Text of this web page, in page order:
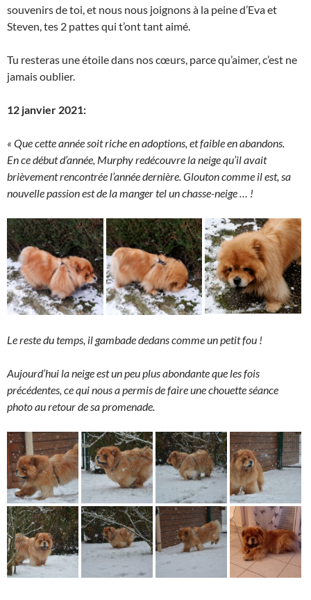
souvenirs de toi, et nous nous joignons à la peine d’Eva et
Steven, tes 2 pattes qui t’ont tant aimé.
Tu resteras une étoile dans nos cœurs, parce qu’aimer, c’est ne
jamais oublier.
12 janvier 2021:
« Que cette année soit riche en adoptions, et faible en abandons.
En ce début d’année, Murphy redécouvre la neige qu’il avait
brièvement rencontrée l’année dernière. Glouton comme il est, sa
nouvelle passion est de la manger tel un chasse-neige … !
Le reste du temps, il gambade dedans comme un petit fou !
Aujourd’hui la neige est un peu plus abondante que les fois
précédentes, ce qui nous a permis de faire une chouette séance
photo au retour de sa promenade.